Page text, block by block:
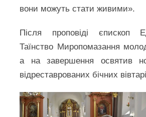
вони можуть стати живими».
Після проповіді єпископ
Таїнство Миропомазання
а на завершення освятив
відреставрованих бічних